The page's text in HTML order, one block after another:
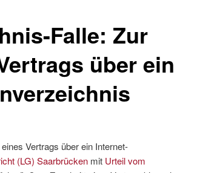
Falle: Zur
über ein
Vertrags über ein Internet-
(LG) Saarbrückenmit Urteil vom